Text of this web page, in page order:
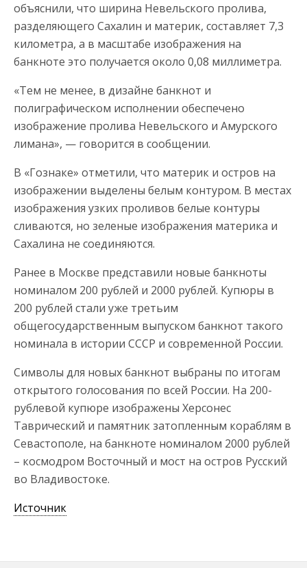
объяснили, что ширина Невельского пролива,
разделяющего Сахалин и материк, составляет 7,3
километра, а в масштабе изображения на
банкноте это получается около 0,08 миллиметра.
«Тем не менее, в дизайне банкнот и
полиграфическом исполнении обеспечено
изображение пролива Невельского и Амурского
лимана», — говорится в сообщении.
В «Гознаке» отметили, что материк и остров на
изображении выделены белым контуром. В местах
изображения узких проливов белые контуры
сливаются, но зеленые изображения материка и
Сахалина не соединяются.
Ранее в Москве представили новые банкноты
номиналом 200 рублей и 2000 рублей. Купюры в
200 рублей стали уже третьим
общегосударственным выпуском банкнот такого
номинала в истории СССР и современной России.
Символы для новых банкнот выбраны по итогам
открытого голосования по всей России. На 200-
рублевой купюре изображены Херсонес
Таврический и памятник затопленным кораблям в
Севастополе, на банкноте номиналом 2000 рублей
– космодром Восточный и мост на остров Русский
во Владивостоке.
Источник